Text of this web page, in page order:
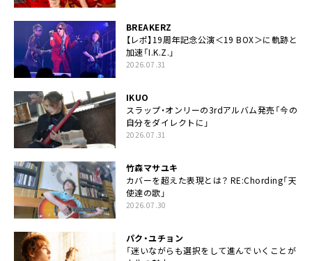
BREAKERZ
【レポ】19周年記念公演＜19 BOX＞に軌跡と
加速「I.K.Z.」
2026.07.31
IKUO
スラップ・オンリーの3rdアルバム発売「今の
自分をダイレクトに」
2026.07.31
竹森マサユキ
カバーを超えた表現とは？ RE:Chording「天
使達の歌」
2026.07.30
パク・ユチョン
「迷いながらも選択をして進んでいくことが